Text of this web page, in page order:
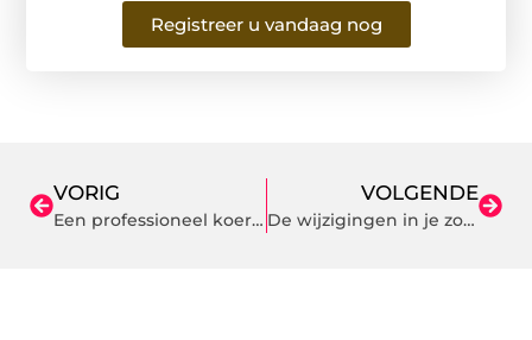
Registreer u vandaag nog
VORIG
Een professioneel koeriersbedrijf in Enschede inschakelen
VOLGENDE
De wijzigingen in je zorgverzekering van 2021 op een rijtje